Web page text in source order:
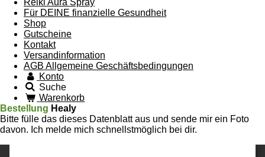
Reiki Aura Spray
Für DEINE finanzielle Gesundheit
Shop
Gutscheine
Kontakt
Versandinformation
AGB Allgemeine Geschäftsbedingungen
Konto
Suche
Warenkorb
Bestellung Healy
Bitte fülle das dieses Datenblatt aus und sende mir ein Foto
davon. Ich melde mich schnellstmöglich bei dir.